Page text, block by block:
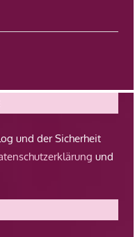
und der Sicherheit
und